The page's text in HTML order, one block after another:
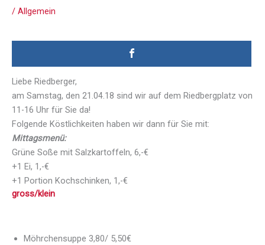
/ Allgemein
Liebe Riedberger,
am Samstag, den 21.04.18 sind wir auf dem Riedbergplatz von
11-16 Uhr für Sie da!
Folgende Köstlichkeiten haben wir dann für Sie mit:
Mittagsmenü:
Grüne Soße mit Salzkartoffeln, 6,-€
+1 Ei, 1,-€
+1 Portion Kochschinken, 1,-€
gross/klein
Möhrchensuppe 3,80/ 5,50€